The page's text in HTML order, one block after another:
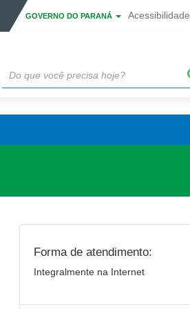
GOVERNO DO PARANÁ Acessibilidade
Forma de atendimento:
Integralmente na Internet